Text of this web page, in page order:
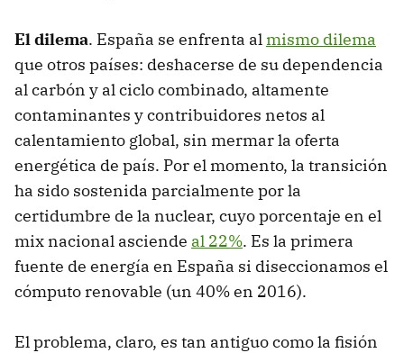
El dilema. España se enfrenta almismo dilema
que otros países: deshacerse de su dependencia
al carbón y al ciclo combinado, altamente
contaminantes y contribuidores netos al
calentamiento global, sin mermar la oferta
energética de país. Por el momento, la transición
ha sido sostenida parcialmente por la
certidumbre de la nuclear, cuyo porcentaje en el
mix nacional asciende al 22%. Es la primera
fuente de energía en España si diseccionamos el
cómputo renovable (un 40% en 2016).
El problema, claro, es tan antiguo como la fisión